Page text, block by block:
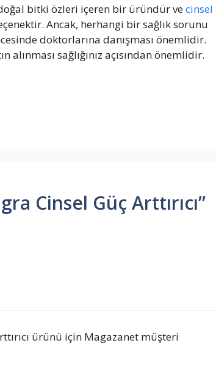
bitki özleri içeren bir üründür vecinsel
Ancak, herhangi bir sağlık sorunu
doktorlarına danışması önemlidir.
sağlığınız açısından önemlidir.
Cinsel Güç Arttırıcı”
ürünü için Magazanet müşteri